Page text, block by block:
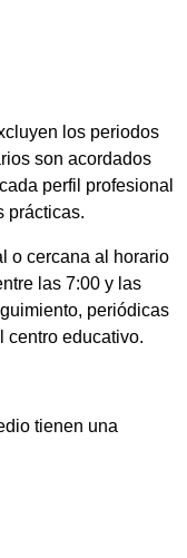
los periodos
son acordados
perfil profesional
prácticas.
o cercana al horario
las 7:00 y las
periódicas
centro educativo.
tienen una